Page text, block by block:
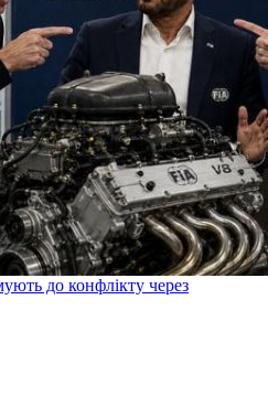
до конфлікту через